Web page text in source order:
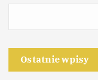
Ostatnie wpisy